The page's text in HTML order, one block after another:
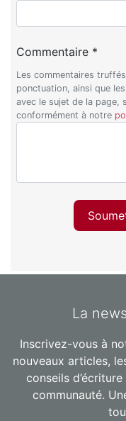
Commentaire *
Les commentaires
ponctuation, ainsi que
avec le sujet de la page,
conformément à notre
La
Inscrivez-vous à
nouveaux articles,
conseils
communauté.